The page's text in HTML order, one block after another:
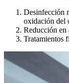
Desinfección
oxidación del
Reducción en
Tratamientos